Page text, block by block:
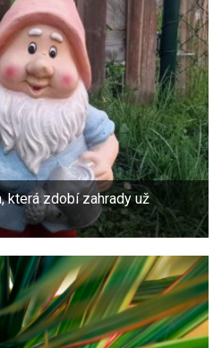
která zdobí zahrady už